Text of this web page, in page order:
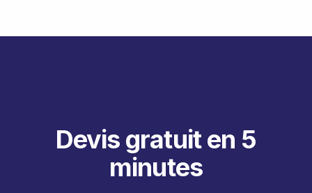
Devis gratuit en 5
minutes